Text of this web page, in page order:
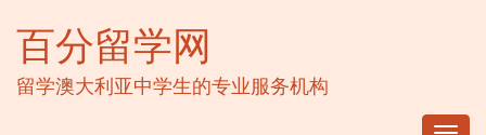
百分留学网
留学澳大利亚中学生的专业服务机构